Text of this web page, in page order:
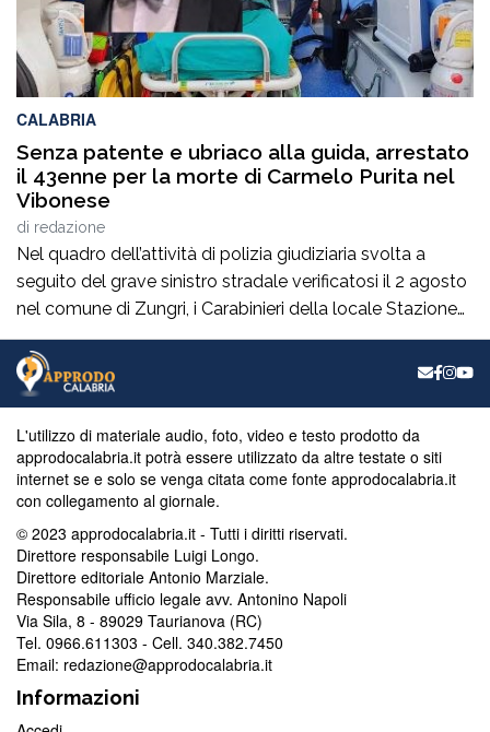
CALABRIA
Senza patente e ubriaco alla guida, arrestato
il 43enne per la morte di Carmelo Purita nel
Vibonese
di redazione
Nel quadro dell’attività di polizia giudiziaria svolta a
seguito del grave sinistro stradale verificatosi il 2 agosto
nel comune di Zungri, i Carabinieri della locale Stazione
hanno tratto in arresto, nella quasi flagranza di reato, un
43enne di nazionalità rumena, residente a Zungri. L’uomo
è ritenuto, allo stato degli accertamenti, responsabile del
L'utilizzo di materiale audio, foto, video e testo prodotto da
approdocalabria.it potrà essere utilizzato da altre testate o siti
internet se e solo se venga citata come fonte approdocalabria.it
con collegamento al giornale.
© 2023 approdocalabria.it - Tutti i diritti riservati.
Direttore responsabile Luigi Longo.
Direttore editoriale Antonio Marziale.
Responsabile ufficio legale avv. Antonino Napoli
Via Sila, 8 - 89029 Taurianova (RC)
Tel. 0966.611303 - Cell. 340.382.7450
Email: redazione@approdocalabria.it
Informazioni